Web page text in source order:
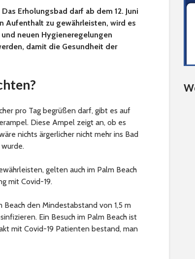
Erholungsbad darf ab dem 12. Juni
Aufenthalt zu gewährleisten, wird es
neuen Hygieneregelungen
damit die Gesundheit der
pro Tag begrüßen darf, gibt es auf
Diese Ampel zeigt an, ob es
nichts ärgerlicher nicht mehr ins Bad
gelten auch im Palm Beach
mit Covid-19.
den Mindestabstand von 1,5 m
Ein Besuch im Palm Beach ist
mit Covid-19 Patienten bestand, man